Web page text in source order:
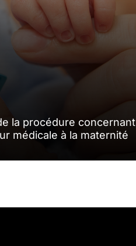
la procédure concernant
médicale à la maternité